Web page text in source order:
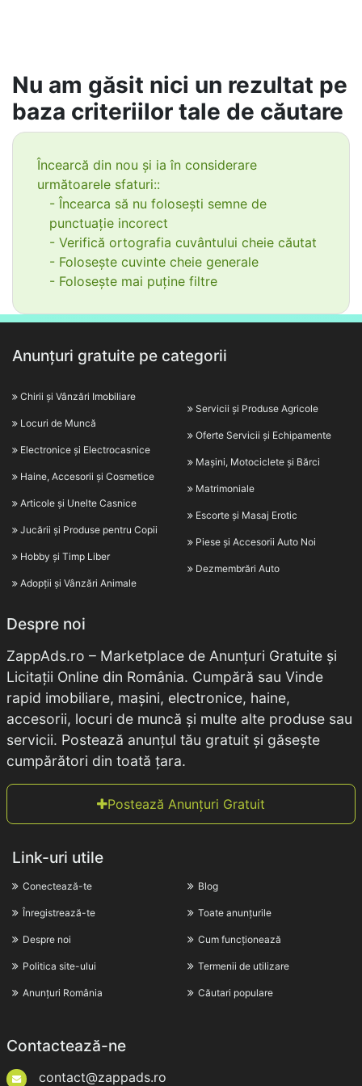
Nu am găsit nici un rezultat pe
baza criteriilor tale de căutare
Încearcă din nou și ia în considerare
următoarele sfaturi::
- Încearca să nu folosești semne de
punctuație incorect
- Verifică ortografia cuvântului cheie căutat
- Folosește cuvinte cheie generale
- Folosește mai puține filtre
Anunțuri gratuite pe categorii
Chirii și Vânzări Imobiliare
Locuri de Muncă
Electronice și Electrocasnice
Haine, Accesorii și Cosmetice
Articole și Unelte Casnice
Jucării și Produse pentru Copii
Hobby și Timp Liber
Adopții și Vânzări Animale
Servicii și Produse Agricole
Oferte Servicii și Echipamente
Mașini, Motociclete și Bărci
Matrimoniale
Escorte și Masaj Erotic
Piese și Accesorii Auto Noi
Dezmembrări Auto
Despre noi
ZappAds.ro – Marketplace de Anunțuri Gratuite și
Licitații Online din România. Cumpără sau Vinde
rapid imobiliare, mașini, electronice, haine,
accesorii, locuri de muncă și multe alte produse sau
servicii. Postează anunțul tău gratuit și găsește
cumpărători din toată țara.
Postează Anunțuri Gratuit
Link-uri utile
Conectează-te
Înregistrează-te
Despre noi
Politica site-ului
Anunțuri România
Blog
Toate anunțurile
Cum funcționează
Termenii de utilizare
Căutari populare
Contactează-ne
contact@zappads.ro